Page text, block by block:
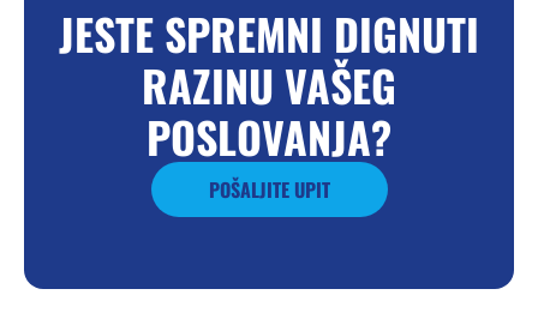
JESTE SPREMNI DIGNUTI
RAZINU VAŠEG
POSLOVANJA?
POŠALJITE UPIT